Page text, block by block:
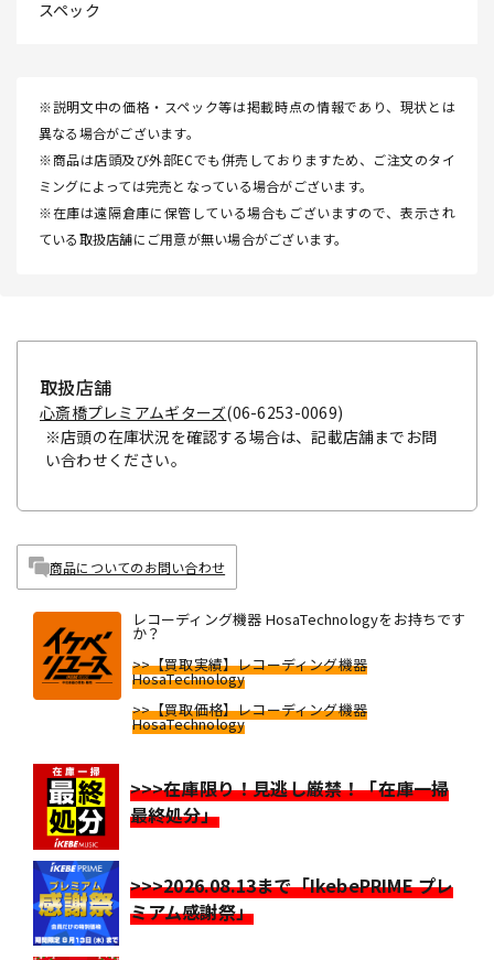
スペック
※説明文中の価格・スペック等は掲載時点の情報であり、現状とは
異なる場合がございます。
※商品は店頭及び外部ECでも併売しておりますため、ご注文のタイ
ミングによっては完売となっている場合がございます。
※在庫は遠隔倉庫に保管している場合もございますので、表示され
ている取扱店舗にご用意が無い場合がございます。
取扱店舗
心斎橋プレミアムギターズ(06-6253-0069)
※店頭の在庫状況を確認する場合は、記載店舗までお問
い合わせください。
商品についてのお問い合わせ
レコーディング機器 HosaTechnologyをお持ちです
か？
>>【買取実績】レコーディング機器
HosaTechnology
>>【買取価格】レコーディング機器
HosaTechnology
>>>在庫限り！見逃し厳禁！「在庫一掃
最終処分」
>>>2026.08.13まで「IkebePRIME プレ
ミアム感謝祭」